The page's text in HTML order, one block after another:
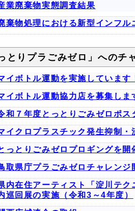
業廃棄物実態調査結果
棄物処理における新型インフル
とりプラごみゼロ」へのチ
イボトル運動を実施しています
イボトル運動協力店を募集しま
和７年度とっとりごみゼロポス
イクロプラスチック発生抑制・
っとりごみゼロプロギングを開
取県庁プラごみゼロチャレンジ
内在住アーティスト「淀川テ
巡回展の実施（令和3～4年度）